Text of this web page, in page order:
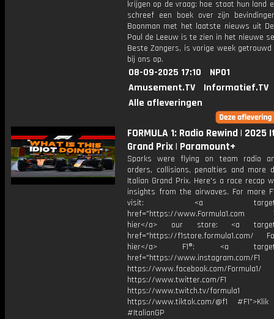
krijgen op de vraag: hoe staat hun land
schreef een boek over zijn
Boonman met het laatste nieuws uit
Paul de Leeuw is te zien in het nieuwe
Beste Zangers, is vorige week
bij ons op.
08-09-2025 17:10
NPO1
Amusement.TV
Informatief.TV
Alle afleveringen
FORMULA 1: Radio Rewind | 2025
Grand Prix | Paramount+
Sparks were flying on team radio
orders, collisions, penalties and more
Italian Grand Prix. Here's a race recap
insights from the airwaves. For more
visit: <a
href="https://www.Formula1.com
hier</a> our store: <a
href="https://f1store.formula1.com/
hier</a> F1®: <a
href="https://www.instagram.com/F1
https://www.facebook.com/Formula1/
https://www.twitter.com/F1
https://www.twitch.tv/formula1
https://www.tiktok.com/@f1
#ItalianGP